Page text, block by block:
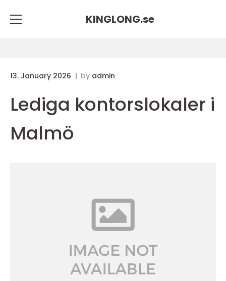
KINGLONG.se
13. January 2026 by admin
Lediga kontorslokaler i
Malmö